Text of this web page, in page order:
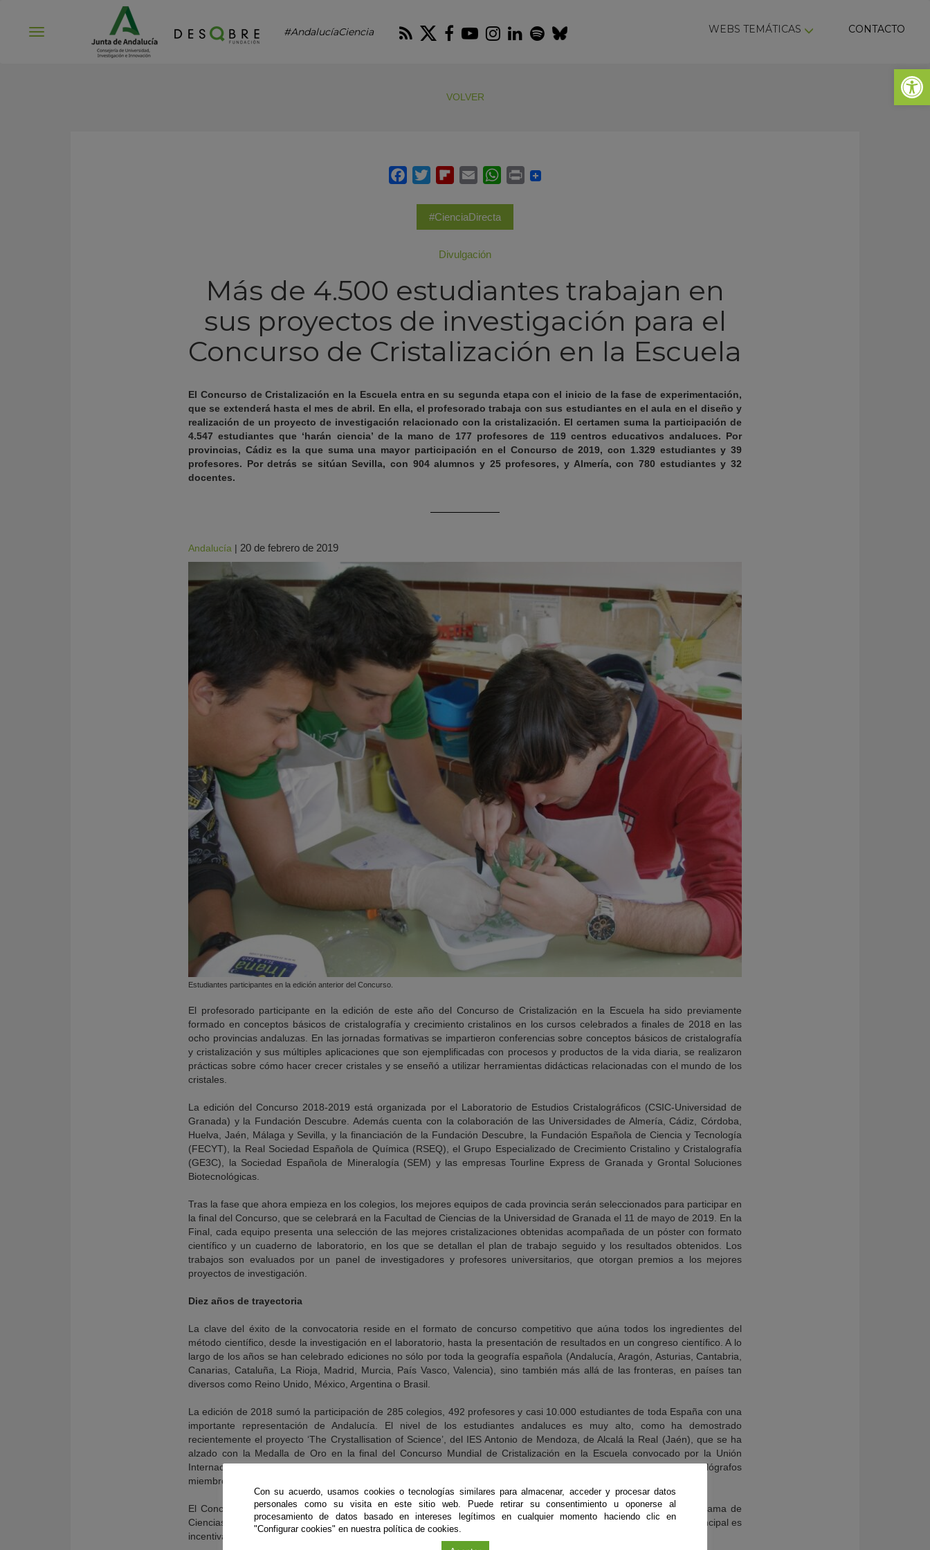
Abrir
#AndalucíaCiencia RSS Twitter
Facebook
Youtube
Instagram
LinkedIn
Spotify
Bluesky WEBS TEMÁTICAS CONTACTO
VOLVER
#CienciaDirecta
Divulgación
Más de 4.500 estudiantes trabajan en
sus proyectos de investigación para el
Concurso de Cristalización en la Escuela
El Concurso de Cristalización en la Escuela entra en su segunda etapa con el inicio de la fase de experimentación,
que se extenderá hasta el mes de abril. En ella, el profesorado trabaja con sus estudiantes en el aula en el diseño y
realización de un proyecto de investigación relacionado con la cristalización. El certamen suma la participación de
4.547 estudiantes que ‘harán ciencia’ de la mano de 177 profesores de 119 centros educativos andaluces. Por
provincias, Cádiz es la que suma una mayor participación en el Concurso de 2019, con 1.329 estudiantes y 39
profesores. Por detrás se sitúan Sevilla, con 904 alumnos y 25 profesores, y Almería, con 780 estudiantes y 32
docentes.
Andalucía | 20 de febrero de 2019
Estudiantes participantes en la edición anterior del Concurso.
El profesorado participante en la edición de este año del Concurso de Cristalización en la Escuela ha sido previamente
formado en conceptos básicos de cristalografía y crecimiento cristalinos en los cursos celebrados a finales de 2018 en las
ocho provincias andaluzas. En las jornadas formativas se impartieron conferencias sobre conceptos básicos de cristalografía
y cristalización y sus múltiples aplicaciones que son ejemplificadas con procesos y productos de la vida diaria, se realizaron
prácticas sobre cómo hacer crecer cristales y se enseñó a utilizar herramientas didácticas relacionadas con el mundo de los
cristales.
La edición del Concurso 2018-2019 está organizada por el Laboratorio de Estudios Cristalográficos (CSIC-Universidad de
Granada) y la Fundación Descubre. Además cuenta con la colaboración de las Universidades de Almería, Cádiz, Córdoba,
Huelva, Jaén, Málaga y Sevilla, y la financiación de la Fundación Descubre, la Fundación Española de Ciencia y Tecnología
(FECYT), la Real Sociedad Española de Química (RSEQ), el Grupo Especializado de Crecimiento Cristalino y Cristalografía
(GE3C), la Sociedad Española de Mineralogía (SEM) y las empresas Tourline Express de Granada y Grontal Soluciones
Biotecnológicas.
Tras la fase que ahora empieza en los colegios, los mejores equipos de cada provincia serán seleccionados para participar en
la final del Concurso, que se celebrará en la Facultad de Ciencias de la Universidad de Granada el 11 de mayo de 2019. En la
Final, cada equipo presenta una selección de las mejores cristalizaciones obtenidas acompañada de un póster con formato
científico y un cuaderno de laboratorio, en los que se detallan el plan de trabajo seguido y los resultados obtenidos. Los
trabajos son evaluados por un panel de investigadores y profesores universitarios, que otorgan premios a los mejores
proyectos de investigación.
Diez años de trayectoria
La clave del éxito de la convocatoria reside en el formato de concurso competitivo que aúna todos los ingredientes del
método científico, desde la investigación en el laboratorio, hasta la presentación de resultados en un congreso científico. A lo
largo de los años se han celebrado ediciones no sólo por toda la geografía española (Andalucía, Aragón, Asturias, Cantabria,
Canarias, Cataluña, La Rioja, Madrid, Murcia, País Vasco, Valencia), sino también más allá de las fronteras, en países tan
diversos como Reino Unido, México, Argentina o Brasil.
La edición de 2018 sumó la participación de 285 colegios, 492 profesores y casi 10.000 estudiantes de toda España con una
importante representación de Andalucía. El nivel de los estudiantes andaluces es muy alto, como ha demostrado
recientemente el proyecto ‘The Crystallisation of Science’, del IES Antonio de Mendoza, de Alcalá la Real (Jaén), que se ha
alzado con la Medalla de Oro en la final del Concurso Mundial de Cristalización en la Escuela convocado por la Unión
Internacional de Cristalografía (IUCr), concedidas por un jurado internacional formado por reconocidos cristalógrafos
miembros de la IUCr.
El Concurso, dirigido principalmente a estudiantes y profesores de ESO y Bachillerato entre 12 y 17 años de la rama de
Ciencias, está basado en la realización de proyectos de investigación relacionados con la cristalización, cuya idea principal es
incentivar el espíritu investigador de los estudiantes al mismo tiempo que aprenden a comportarse como científicos.
Con su acuerdo, usamos cookies o tecnologías similares para almacenar, acceder y procesar datos
personales como su visita en este sitio web. Puede retirar su consentimiento u oponerse al
procesamiento de datos basado en intereses legítimos en cualquier momento haciendo clic en
"Configurar cookies" en nuestra política de cookies.